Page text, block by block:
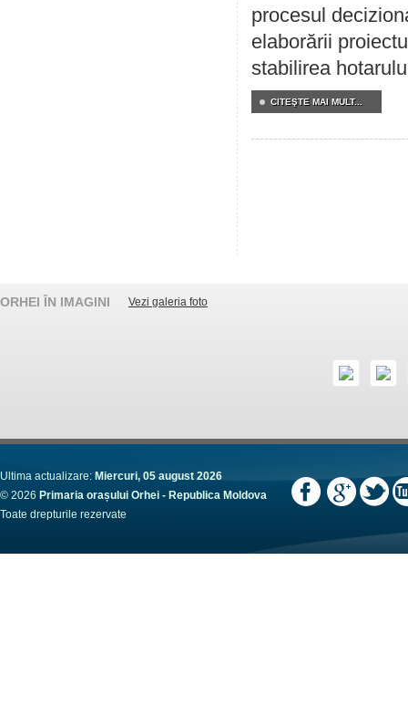
procesul
elaborării
stabilirea
CITEŞTE MAI MULT...
ORHEI ÎN IMAGINI Vezi galeria foto
Ultima actualizare: Miercuri, 05 august 2026
© 2026 Primaria orașului Orhei - Republica Moldova
Toate drepturile rezervate